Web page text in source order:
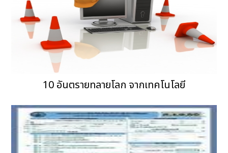
10 อันตรายทลายโลก จากเทคโนโลยี